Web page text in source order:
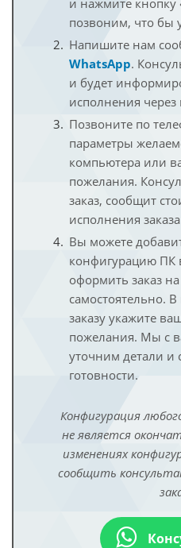
и нажмите
позвоним, что бы
Напишите нам
WhatsApp.
и будет
исполнения через
Позвоните по
параметры
компьютера или
пожелания.
заказ, сообщит
исполнения
Вы можете
конфигурацию ПК
оформить заказ на
самостоятельно.
заказу укажите
пожелания. Мы с
уточним детали и
готовности.
Конфигурация
не является
изменениях
сообщить